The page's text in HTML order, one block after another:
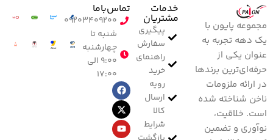
مجموعه پایون با
یک دهه تجربه به
عنوان یکی از
حرفه‌ای‌ترین برندها
در ارائه ملزومات
ناخن شناخته شده
است. خلاقیت،
نوآوری و تضمین
خدمات
مشتریان
پیگیری
سفارش
راهنمای
خرید
رویه
ارسال
کالا
شرایط
تماس‌با‌ما
۰۹۲۰۳۴۰۹۲۰۰
شنبه تا
چهارشنبه
۹:۰۰ الی
۱۷:۰۰